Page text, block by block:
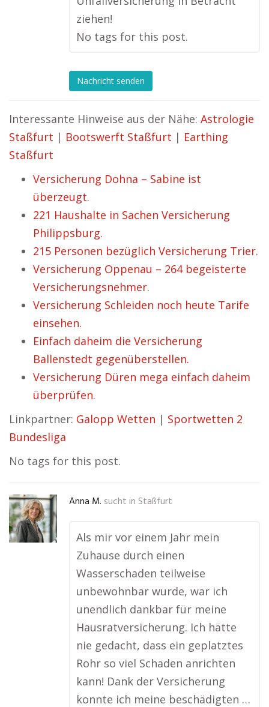
ziehen!
No tags for this post.
Nachricht senden
Interessante Hinweise aus der Nähe: Astrologie
Staßfurt | Bootswerft Staßfurt | Earthing
Staßfurt
Versicherung Dohna – Sabine ist
überzeugt.
221 Haushalte in Sachen Versicherung
Philippsburg.
215 Personen bezüglich Versicherung Trier.
Versicherung Oppenau – 264 begeisterte
Versicherungsnehmer.
Versicherung Schleiden noch heute Tarife
einsehen.
Einfach daheim die Versicherung
Ballenstedt gegenüberstellen.
Versicherung Düren mega einfach daheim
überprüfen.
Linkpartner: Galopp Wetten | Sportwetten 2
Bundesliga
No tags for this post.
Anna M. sucht in Staßfurt
Als mir vor einem Jahr mein
Zuhause durch einen
Wasserschaden teilweise
unbewohnbar wurde, war ich
unendlich dankbar für meine
Hausratversicherung. Ich hätte
nie gedacht, dass ein geplatztes
Rohr so viel Schaden anrichten
kann! Dank der Versicherung
konnte ich meine beschädigten …